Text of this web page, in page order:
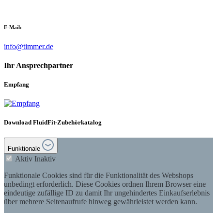
E-Mail:
info@timmer.de
Ihr Ansprechpartner
Empfang
Download FluidFit-Zubehörkatalog
Funktionale
Aktiv Inaktiv
Funktionale Cookies sind für die Funktionalität des Webshops
unbedingt erforderlich. Diese Cookies ordnen Ihrem Browser eine
eindeutige zufällige ID zu damit Ihr ungehindertes Einkaufserlebnis
über mehrere Seitenaufrufe hinweg gewährleistet werden kann.